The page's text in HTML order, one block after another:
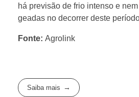
há previsão de frio intenso e
geadas no decorrer deste
Fonte: Agrolink
Saiba mais